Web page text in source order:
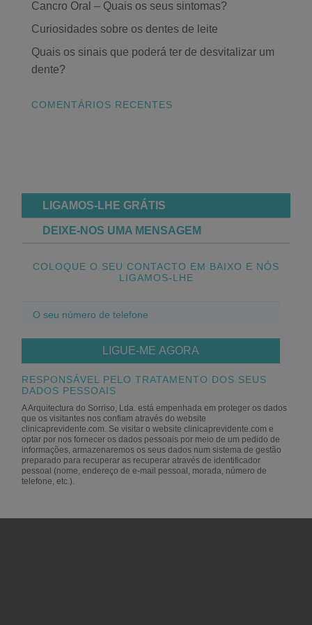
Cancro Oral – Quais os seus sintomas?
Curiosidades sobre os dentes de leite
Quais os sinais que poderá ter de desvitalizar um
dente?
COMENTÁRIOS RECENTES
LIGAMOS-LHE GRÁTIS
DEIXE-NOS UMA MENSAGEM
COLOQUE O SEU CONTACTO EM BAIXO E NÓS
LIGAMOS-LHE
de
telefone
RESPONSÁVEL PELO TRATAMENTO DOS SEUS
DADOS PESSOAIS
A Arquitectura do Sorriso, Lda. está empenhada em proteger os dados
que os visitantes nos confiam através do website
clinicaprevidente.com. Se visitar o website clinicaprevidente.com e
optar por nos fornecer os dados pessoais ​​por meio de um pedido de
informações, armazenaremos os seus dados num sistema de gestão
preparado para recuperar as recuperar através de identificador
pessoal (nome, endereço de e-mail pessoal, morada, número de
telefone, etc.).